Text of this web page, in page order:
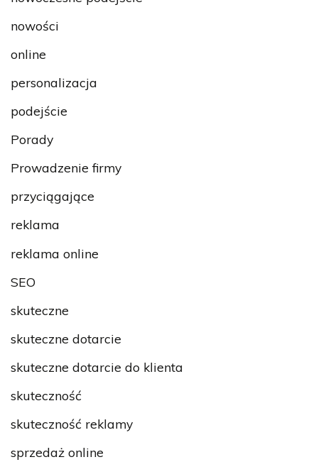
nowości
online
personalizacja
podejście
Porady
Prowadzenie firmy
przyciągające
reklama
reklama online
SEO
skuteczne
skuteczne dotarcie
skuteczne dotarcie do klienta
skuteczność
skuteczność reklamy
sprzedaż online